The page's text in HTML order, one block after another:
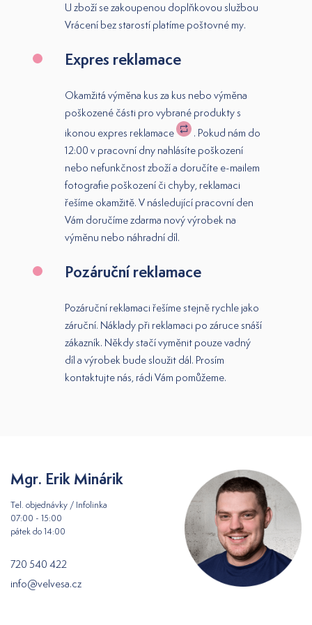
U zboží se zakoupenou doplňkovou službou
Vrácení bez starostí platíme poštovné my.
Expres reklamace
Okamžitá výměna kus za kus nebo výměna
poškozené části pro vybrané produkty s
ikonou expres reklamace
. Pokud nám do
12:00 v pracovní dny nahlásíte poškození
nebo nefunkčnost zboží a doručíte e-mailem
fotografie poškození či chyby, reklamaci
řešíme okamžitě. V následující pracovní den
Vám doručíme zdarma nový výrobek na
výměnu nebo náhradní díl.
Pozáruční reklamace
Pozáruční reklamaci řešíme stejně rychle jako
záruční. Náklady při reklamaci po záruce snáší
zákazník. Někdy stačí vyměnit pouze vadný
díl a výrobek bude sloužit dál. Prosím
kontaktujte nás, rádi Vám pomůžeme.
Mgr. Erik Minárik
Tel. objednávky / Infolinka
07:00 - 15:00
pátek do 14:00
720 540 422
info@velvesa.cz